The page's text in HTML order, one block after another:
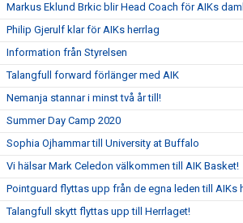
Markus Eklund Brkic blir Head Coach för AIKs
Philip Gjerulf klar för AIKs herrlag
Information från Styrelsen
Talangfull forward förlänger med AIK
Nemanja stannar i minst två år till!
Summer Day Camp 2020
Sophia Ojhammar till University at Buffalo
Vi hälsar Mark Celedon välkommen till AIK Basket!
Pointguard flyttas upp från de egna leden till AIKs
Talangfull skytt flyttas upp till Herrlaget!